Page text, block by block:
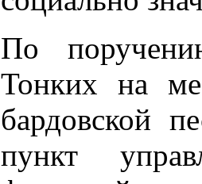
По
Тонких на
бардовской
пункт